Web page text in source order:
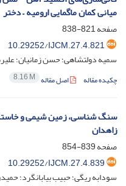
میانی کمان ماگمایی ارومیه – دختر
صفحه821-838
10.29252/IJCM.27.4.821
سمیه دولتشاهی؛ حسن زمانیان؛
چکیده مقاله اصل مقاله 8.16 M
سنگ شناسی، زمین شیمی و
زاهدان
صفحه839-854
10.29252/IJCM.27.4.839
سودابه ریگی؛ حبیب بیابانگرد؛